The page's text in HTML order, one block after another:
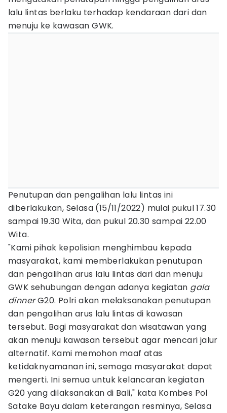
lalu lintas berlaku terhadap kendaraan dari dan
menuju ke kawasan GWK.
Penutupan dan pengalihan lalu lintas ini
diberlakukan, Selasa (15/11/2022) mulai pukul 17.30
sampai 19.30 Wita, dan pukul 20.30 sampai 22.00
Wita.
"Kami pihak kepolisian menghimbau kepada
masyarakat, kami memberlakukan penutupan
dan pengalihan arus lalu lintas dari dan menuju
GWK sehubungan dengan adanya kegiatan gala
dinnerG20. Polri akan melaksanakan penutupan
dan pengalihan arus lalu lintas di kawasan
tersebut. Bagi masyarakat dan wisatawan yang
akan menuju kawasan tersebut agar mencari jalur
alternatif. Kami memohon maaf atas
ketidaknyamanan ini, semoga masyarakat dapat
mengerti. Ini semua untuk kelancaran kegiatan
G20 yang dilaksanakan di Bali," kata Kombes Pol
Satake Bayu dalam keterangan resminya, Selasa